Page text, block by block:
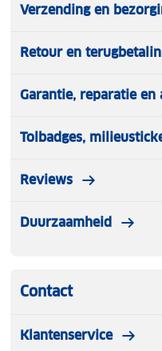
Verzending en
Retour en
Garantie, reparatie
Tolbadges,
Reviews
Duurzaamheid
Contact
Klantenservice